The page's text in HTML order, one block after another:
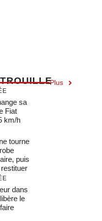
Plus
sa
Fiat
km/h
tourne
puis
dans
le